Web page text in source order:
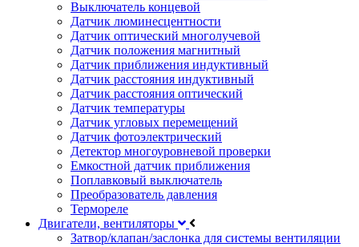
Выключатель концевой
Датчик люминесцентности
Датчик оптический многолучевой
Датчик положения магнитный
Датчик приближения индуктивный
Датчик расстояния индуктивный
Датчик расстояния оптический
Датчик температуры
Датчик угловых перемещений
Датчик фотоэлектрический
Детектор многоуровневой проверки
Емкостной датчик приближения
Поплавковый выключатель
Преобразователь давления
Термореле
Двигатели, вентиляторы
Затвор/клапан/заслонка для системы вентиляции